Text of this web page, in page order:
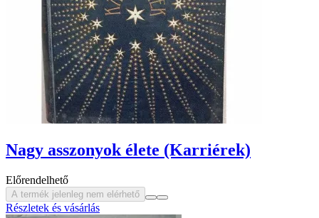
Nagy asszonyok élete (Karriérek)
Előrendelhető
A termék jelenleg nem elérhető
Részletek és vásárlás